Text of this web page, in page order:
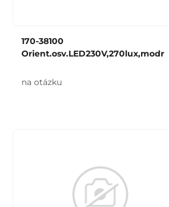
170-38100
Orient.osv.LED230V,270lux,modr
na otázku